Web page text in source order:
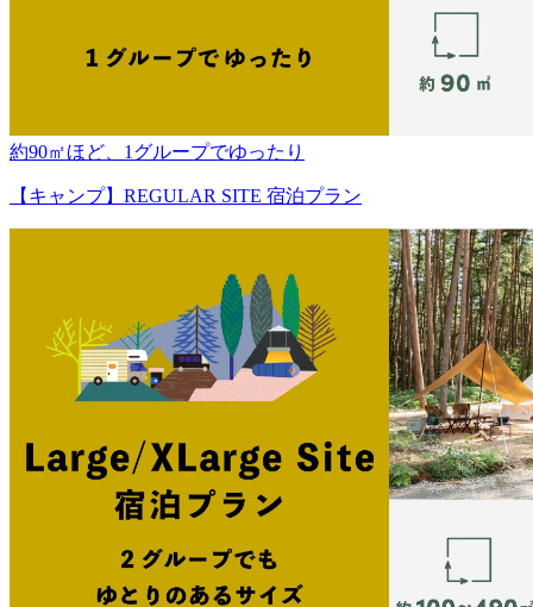
約90㎡ほど、1グループでゆったり
【キャンプ】REGULAR SITE 宿泊プラン